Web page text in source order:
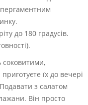
до 180 градусів.
соковитими,
їх до вечері
з салатом
Він просто